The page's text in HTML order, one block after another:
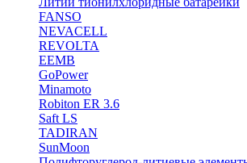
FANSO
NEVACELL
REVOLTA
EEMB
GoPower
Minamoto
Robiton ER 3.6
Saft LS
TADIRAN
SunMoon